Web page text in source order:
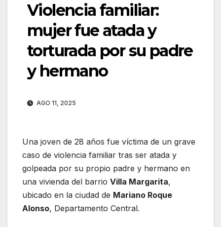
Violencia familiar:
mujer fue atada y
torturada por su padre
y hermano
AGO 11, 2025
Una joven de 28 años fue víctima de un grave
caso de violencia familiar tras ser atada y
golpeada por su propio padre y hermano en
una vivienda del barrio Villa Margarita,
ubicado en la ciudad de Mariano Roque
Alonso, Departamento Central.